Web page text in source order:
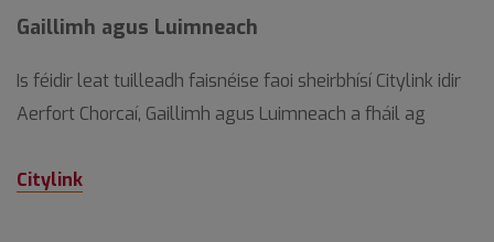
Gaillimh agus Luimneach
Is féidir leat tuilleadh faisnéise faoi sheirbhísí Citylink idir
Aerfort Chorcaí, Gaillimh agus Luimneach a fháil ag
Citylink